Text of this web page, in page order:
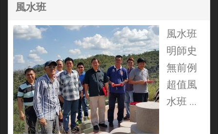
風水班
風水班
明師史
無前例
超值風
水班 ...